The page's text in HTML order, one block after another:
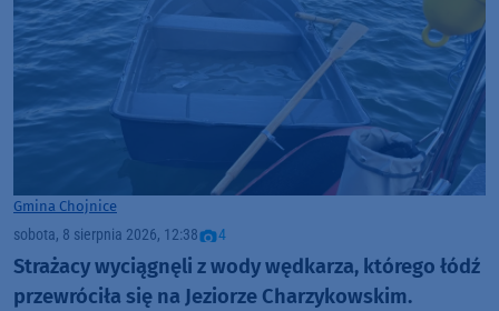
Gmina Chojnice
sobota, 8 sierpnia 2026, 12:38 4
Strażacy wyciągnęli z wody wędkarza, którego łódź
przewróciła się na Jeziorze Charzykowskim.